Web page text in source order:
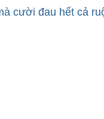
cười đau hết cả